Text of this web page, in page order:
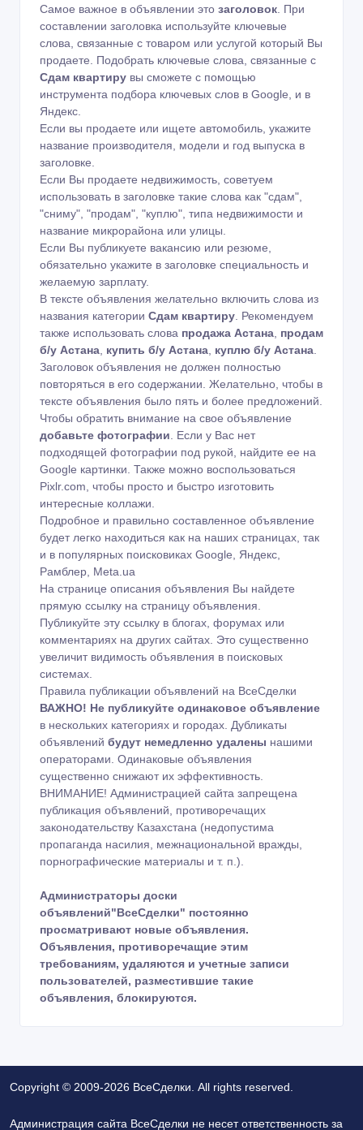
Самое важное в объявлении это заголовок . При
составлении заголовка используйте ключевые
слова, связанные с товаром или услугой который Вы
продаете. Подобрать ключевые слова, связанные с
Сдам квартиру вы сможете с помощью
инструмента подбора ключевых слов в Google
и в
Яндекс
Если вы продаете или ищете автомобиль, укажите
название производителя, модели и год выпуска в
заголовке.
Если Вы продаете недвижимость, советуем
использовать в заголовке такие слова как "сдам",
"сниму", "продам", "куплю", типа недвижимости и
название микрорайона или улицы.
Если Вы публикуете вакансию или резюме,
обязательно укажите в заголовке специальность и
желаемую зарплату.
В тексте объявления желательно включить слова из
названия категории Сдам квартиру . Рекомендуем
также использовать слова продажа Астана продам
б/у Астана купить б/у Астана куплю б/у Астана
Заголовок объявления не должен полностью
повторяться в его содержании. Желательно, чтобы в
тексте объявления было пять и более предложений.
Чтобы обратить внимание на свое объявление
добавьте фотографии . Если у Вас нет
подходящей фотографии под рукой, найдите ее на
Google картинки . Также можно воспользоваться
Pixlr.com , чтобы просто и быстро изготовить
интересные коллажи.
Подробное и правильно составленное объявление
будет легко находиться как на наших страницах, так
и в популярных поисковиках Google, Яндекс,
Рамблер, Meta.ua
На странице описания объявления Вы найдете
прямую ссылку на страницу объявления.
Публикуйте эту ссылку в блогах, форумах или
комментариях на других сайтах. Это существенно
увеличит видимость объявления в поисковых
системах.
Правила публикации объявлений на ВсеСделки
ВАЖНО! Не публикуйте одинаковое объявление
в нескольких категориях и городах. Дубликаты
объявлений будут немедленно удалены нашими
операторами. Одинаковые объявления
существенно снижают их эффективность.
ВНИМАНИЕ! Администрацией сайта запрещена
публикация объявлений, противоречащих
законодательству Казахстана (недопустима
пропаганда насилия, межнациональной вражды,
порнографические материалы и т. п.).
Администраторы доски
объявлений"ВсеСделки" постоянно
просматривают новые объявления.
Объявления, противоречащие этим
требованиям, удаляются и учетные записи
пользователей, разместившие такие
объявления, блокируются.
Copyright © 2009-2026 ВсеСделки. All rights reserved.
Администрация сайта ВсеСделки не несет ответственность за